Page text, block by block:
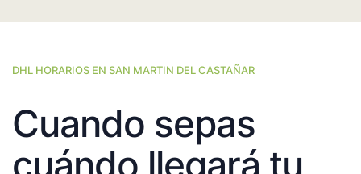
DHL HORARIOS EN SAN MARTIN DEL CASTAÑAR
Cuando sepas
cuándo llegará tu